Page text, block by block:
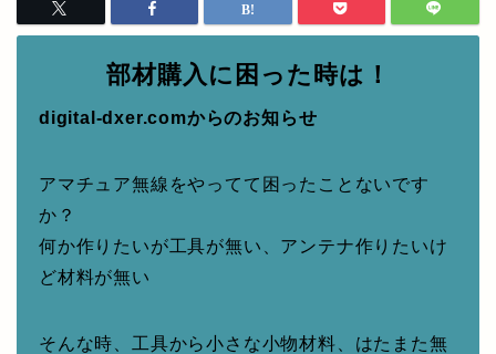
部材購入に困った時は！
digital-dxer.comからのお知らせ
アマチュア無線をやってて困ったことないです
か？
何か作りたいが工具が無い、アンテナ作りたいけ
ど材料が無い
そんな時、工具から小さな小物材料、はたまた無